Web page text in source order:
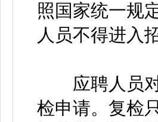
照国家统一规
人员不得进入
应聘人员对
检申请。复检